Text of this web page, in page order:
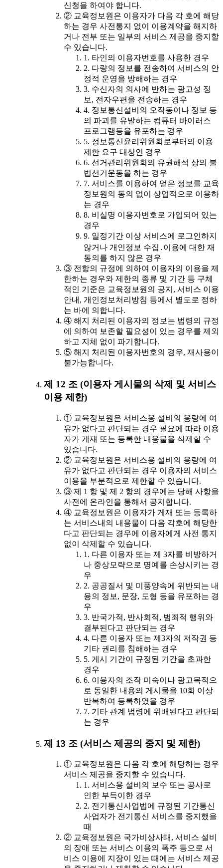
신청을 하여야 합니다.
② 교육정보원은 이용자가 다음 각 호에 해당
하는 경우 사전통지 없이 이용계약을 해지하
거나 전부 또는 일부의 서비스 제공을 중지할
수 있습니다.
1. 타인의 이용자번호를 사용한 경우
2. 다량의 정보를 전송하여 서비스의 안
정적 운영을 방해하는 경우
3. 수신자의 의사에 반하는 광고성 정
보, 전자우편을 전송하는 경우
4. 정보통신설비의 오작동이나 정보 등
의 파괴를 유발하는 컴퓨터 바이러스
프로그램등을 유포하는 경우
5. 정보통신윤리위원회로부터의 이용
제한 요구 대상인 경우
6. 선거관리위원회의 유권해석 상의 불
법선거운동을 하는 경우
7. 서비스를 이용하여 얻은 정보를 교육
정보원의 동의 없이 상업적으로 이용하
는 경우
8. 비실명 이용자번호로 가입되어 있는
경우
9. 일정기간 이상 서비스에 로그인하지
않거나 개인정보 수집․이용에 대한 재
동의를 하지 않은 경우
③ 전항의 규정에 의하여 이용자의 이용을 제
한하는 경우와 제한의 종류 및 기간 등 구체
적인 기준은 교육정보원의 공지, 서비스 이용
안내, 개인정보처리방침 등에서 별도로 정하
는 바에 의합니다.
④ 해지 처리된 이용자의 정보는 법령의 규정
에 의하여 보존할 필요성이 있는 경우를 제외
하고 지체 없이 파기합니다.
⑤ 해지 처리된 이용자번호의 경우, 재사용이
불가능합니다.
제 12 조 (이용자 게시물의 삭제 및 서비스
이용 제한)
① 교육정보원은 서비스용 설비의 용량에 여
유가 없다고 판단되는 경우 필요에 따라 이용
자가 게재 또는 등록한 내용물을 삭제할 수
있습니다.
② 교육정보원은 서비스용 설비의 용량에 여
유가 없다고 판단되는 경우 이용자의 서비스
이용을 부분적으로 제한할 수 있습니다.
③ 제 1 항 및 제 2 항의 경우에는 당해 사항을
사전에 온라인을 통해서 공지합니다.
④ 교육정보원은 이용자가 게재 또는 등록하
는 서비스내의 내용물이 다음 각호에 해당한
다고 판단되는 경우에 이용자에게 사전 통지
없이 삭제할 수 있습니다.
1. 다른 이용자 또는 제 3자를 비방하거
나 중상모략으로 명예를 손상시키는 경
우
2. 공공질서 및 미풍양속에 위반되는 내
용의 정보, 문장, 도형 등을 유포하는 경
우
3. 반국가적, 반사회적, 범죄적 행위와
결부된다고 판단되는 경우
4. 다른 이용자 또는 제3자의 저작권 등
기타 권리를 침해하는 경우
5. 게시 기간이 규정된 기간을 초과한
경우
6. 이용자의 조작 미숙이나 광고목적으
로 동일한 내용의 게시물을 10회 이상
반복하여 등록하였을 경우
7. 기타 관계 법령에 위배된다고 판단되
는 경우
제 13 조 (서비스 제공의 중지 및 제한)
① 교육정보원은 다음 각 호에 해당하는 경우
서비스 제공을 중지할 수 있습니다.
1. 서비스용 설비의 보수 또는 공사로
인한 부득이한 경우
2. 전기통신사업법에 규정된 기간통신
사업자가 전기통신 서비스를 중지했을
때
② 교육정보원은 국가비상사태, 서비스 설비
의 장애 또는 서비스 이용의 폭주 등으로 서
비스 이용에 지장이 있는 때에는 서비스 제공